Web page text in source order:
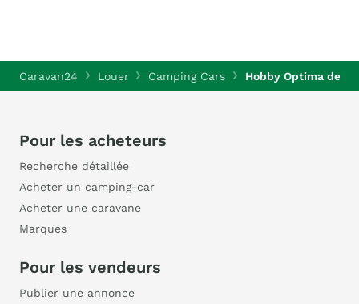
Caravan24 Louer Camping Cars Hobby Optima de
Pour les acheteurs
Recherche détaillée
Acheter un camping-car
Acheter une caravane
Marques
Pour les vendeurs
Publier une annonce